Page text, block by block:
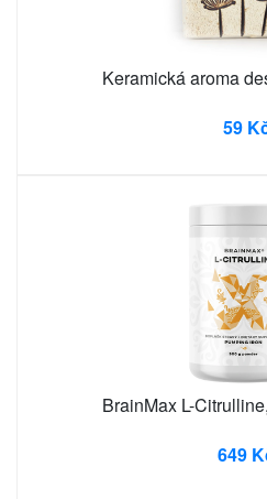
Keramická aroma
59
BrainMax L-
649